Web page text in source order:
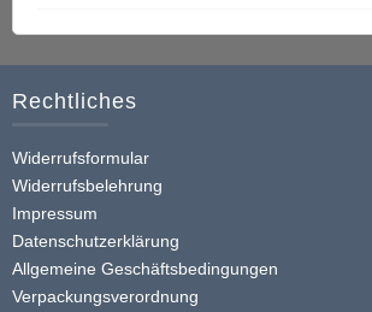
Rechtliches
Widerrufsformular
Widerrufsbelehrung
Impressum
Datenschutzerklärung
Allgemeine Geschäftsbedingungen
Verpackungsverordnung